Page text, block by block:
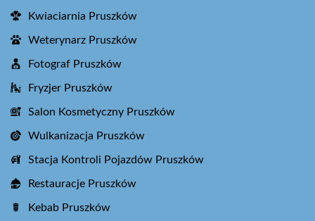
Kwiaciarnia Pruszków
Weterynarz Pruszków
Fotograf Pruszków
Fryzjer Pruszków
Salon Kosmetyczny Pruszków
Wulkanizacja Pruszków
Stacja Kontroli Pojazdów Pruszków
Restauracje Pruszków
Kebab Pruszków